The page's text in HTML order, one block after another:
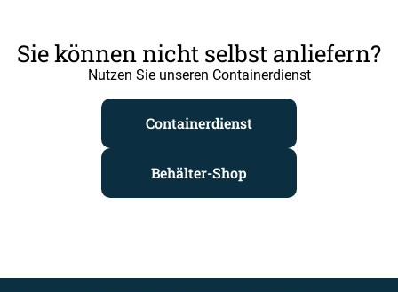
Sie können nicht selbst anliefern?
Nutzen Sie unseren Containerdienst
Containerdienst
Behälter-Shop